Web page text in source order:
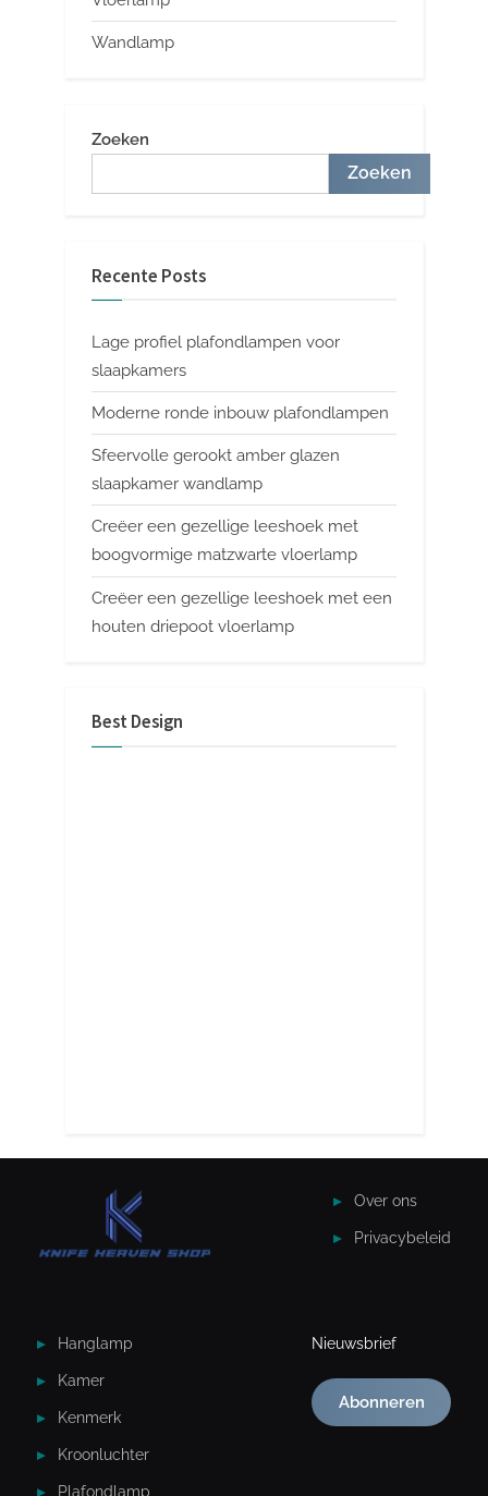
Wandlamp
Zoeken
Zoeken
Recente Posts
Lage profiel plafondlampen voor
slaapkamers
Moderne ronde inbouw plafondlampen
Sfeervolle gerookt amber glazen
slaapkamer wandlamp
Creëer een gezellige leeshoek met
boogvormige matzwarte vloerlamp
Creëer een gezellige leeshoek met een
houten driepoot vloerlamp
Best Design
Over ons
Privacybeleid
Hanglamp
Kamer
Kenmerk
Kroonluchter
Plafondlamp
Nieuwsbrief
Abonneren